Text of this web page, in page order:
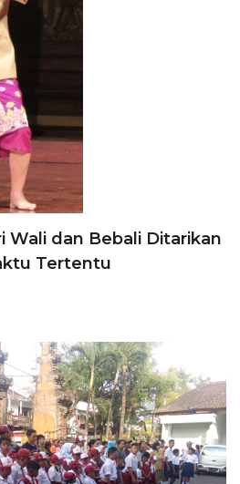
Wali dan Bebali Ditarikan
Tertentu